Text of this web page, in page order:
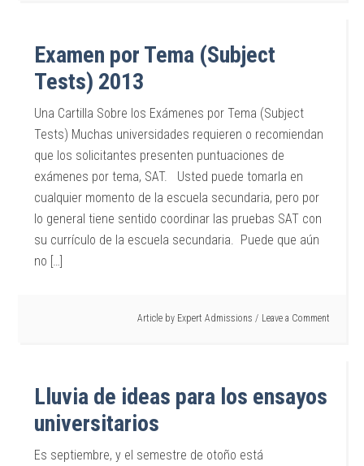
Examen por Tema (Subject
Tests) 2013
Una Cartilla Sobre los Exámenes por Tema (Subject
Tests) Muchas universidades requieren o recomiendan
que los solicitantes presenten puntuaciones de
exámenes por tema, SAT. Usted puede tomarla en
cualquier momento de la escuela secundaria, pero por
lo general tiene sentido coordinar las pruebas SAT con
su currículo de la escuela secundaria. Puede que aún
no […]
Article by Expert Admissions Leave a Comment
Lluvia de ideas para los ensayos
universitarios
Es septiembre, y el semestre de otoño está